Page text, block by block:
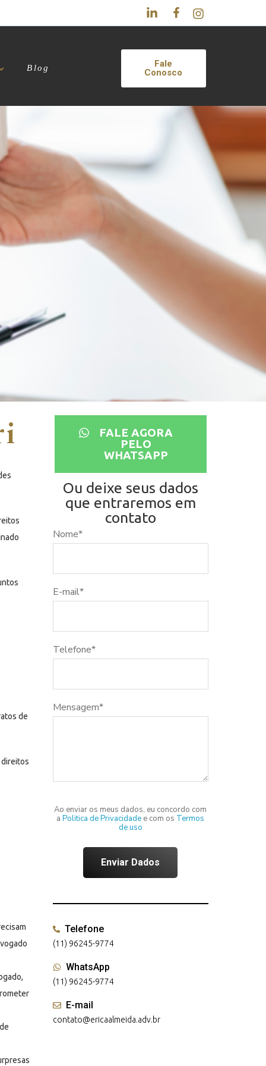
Blog
Fale
Conosco
de
direitos
FALE AGORA
PELO
WHATSAPP
Ou deixe seus dados
que entraremos em
contato
Nome*
E-mail*
Telefone*
Mensagem*
Ao enviar os meus dados, eu concordo com
aPolitica de Privacidade e com os Termos
de uso
Telefone
(11) 96245-9774
WhatsApp
(11) 96245-9774
E-mail
contato@ericaalmeida.adv.br